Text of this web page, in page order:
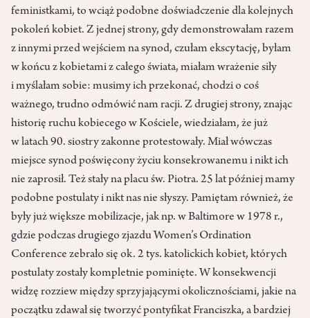
feministkami, to wciąż podobne doświadczenie dla kolejnych
pokoleń kobiet. Z jednej strony, gdy demonstrowałam razem
z innymi przed wejściem na synod, czułam ekscytację, byłam
w końcu z kobietami z całego świata, miałam wrażenie siły
i myślałam sobie: musimy ich przekonać, chodzi o coś
ważnego, trudno odmówić nam racji. Z drugiej strony, znając
historię ruchu kobiecego w Kościele, wiedziałam, że już
w latach 90. siostry zakonne protestowały. Miał wówczas
miejsce synod poświęcony życiu konsekrowanemu i nikt ich
nie zaprosił. Też stały na placu św. Piotra. 25 lat później mamy
podobne postulaty i nikt nas nie słyszy. Pamiętam również, że
były już większe mobilizacje, jak np. w Baltimore w 1978 r.,
gdzie podczas drugiego zjazdu Women’s Ordination
Conference zebrało się ok. 2 tys. katolickich kobiet, których
postulaty zostały kompletnie pominięte. W konsekwencji
widzę rozziew między sprzyjającymi okolicznościami, jakie na
początku zdawał się tworzyć pontyfikat Franciszka, a bardziej